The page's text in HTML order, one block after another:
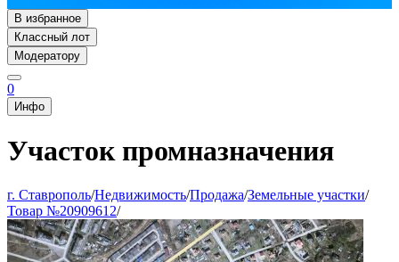
В избранное
Классный лот
Модератору
0
Инфо
Участок промназначения
г. Ставрополь/Недвижимость/Продажа/Земельные участки/
Товар №20909612/